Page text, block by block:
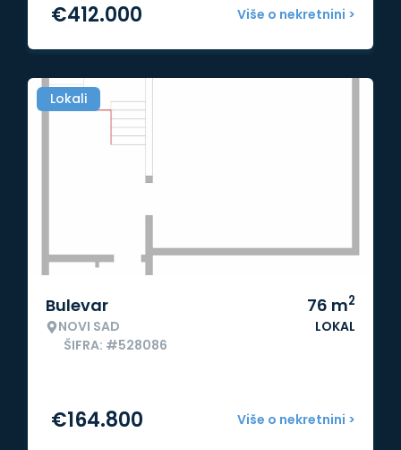
Više o nekretnini >
€412.000
Lokali
Bulevar
NOVI SAD
ŠIFRA: #528086
76 m2
LOKAL
Više o nekretnini >
€164.800